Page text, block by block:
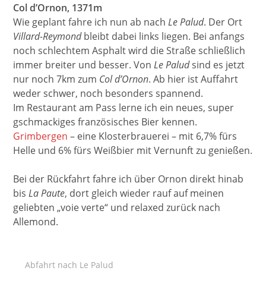
Col d’Ornon, 1371m
Wie geplant fahre ich nun ab nachLe Palud. Der Ort
Villard-Reymondbleibt dabei links liegen. Bei anfangs
noch schlechtem Asphalt wird die Straße schließlich
immer breiter und besser. VonLe Paludsind es jetzt
nur noch 7km zum Col d’Ornon. Ab hier ist Auffahrt
weder schwer, noch besonders spannend.
Im Restaurant am Pass lerne ich ein neues, super
gschmackiges französisches Bier kennen.
Grimbergen – eine Klosterbrauerei – mit 6,7% fürs
Helle und 6% fürs Weißbier mit Vernunft zu genießen.
Bei der Rückfahrt fahre ich über Ornon direkt hinab
bisLa Paute, dort gleich wieder rauf auf meinen
geliebten „voie verte“ und relaxed zurück nach
Allemond.
Abfahrt nach Le Palud